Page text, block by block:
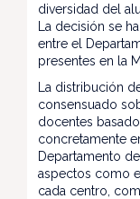
diversidad del
La decisión se
entre el
presentes en la
La distribución
consensuado
docentes
concretamente
Departamento
aspectos como
cada centro,